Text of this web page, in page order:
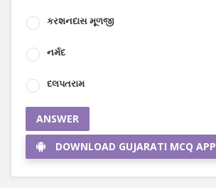
કરશનદાસ મૂળજી
નર્મદ
દલપતરામ
ANSWER
DOWNLOAD GUJARATI MCQ APP